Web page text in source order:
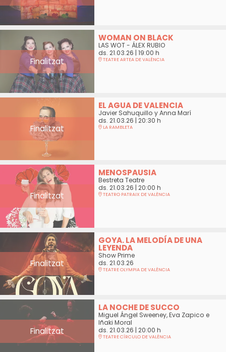
Finalitzat
WOMAN ON BLACK
LAS WOT - ÁLEX RUBIO
ds. 21.03.26 | 19:00 h
TEATRE ARTEA DE VALÈNCIA
Finalitzat
EL AGUA DE VALENCIA
Javier Sahuquillo y Anna Marí
ds. 21.03.26 | 20:30 h
LA RAMBLETA
Finalitzat
MENOSPAUSIA
Bestreta Teatre
ds. 21.03.26 | 20:00 h
TEATRO PATRAIX DE VALÈNCIA
Finalitzat
GOYA. LA MELODÍA DE UNA
LEYENDA
Show Prime
ds. 21.03.26
TEATRE OLYMPIA DE VALÈNCIA
Finalitzat
LA NOCHE DE SUCCO
Miguel Ángel Sweeney, Eva Zapico e
Iñaki Moral
ds. 21.03.26 | 20:00 h
TEATRE CÍRCULO DE VALÈNCIA